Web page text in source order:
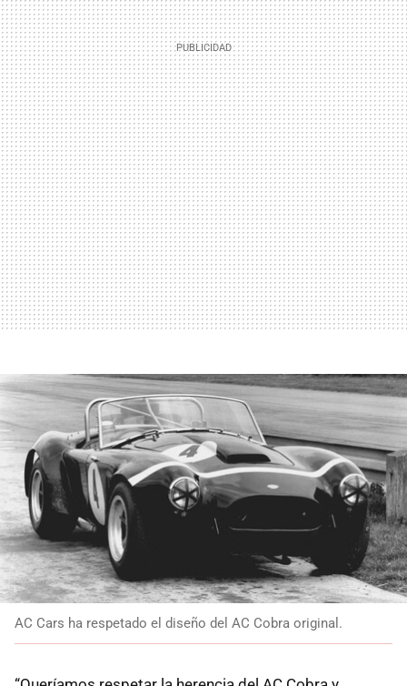
AC Cars ha respetado el diseño del AC Cobra original.